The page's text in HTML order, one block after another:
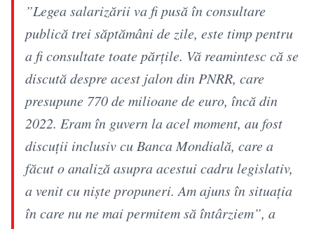
”Legea salarizării va fi pusă în consultare
publică trei săptămâni de zile, este timp pentru
a fi consultate toate părţile. Vă reamintesc că se
discută despre acest jalon din PNRR, care
presupune 770 de milioane de euro, încă din
2022. Eram în guvern la acel moment, au fost
discuţii inclusiv cu Banca Mondială, care a
făcut o analiză asupra acestui cadru legislativ,
a venit cu nişte propuneri. Am ajuns în situaţia
în care nu ne mai permitem să întârziem”, a